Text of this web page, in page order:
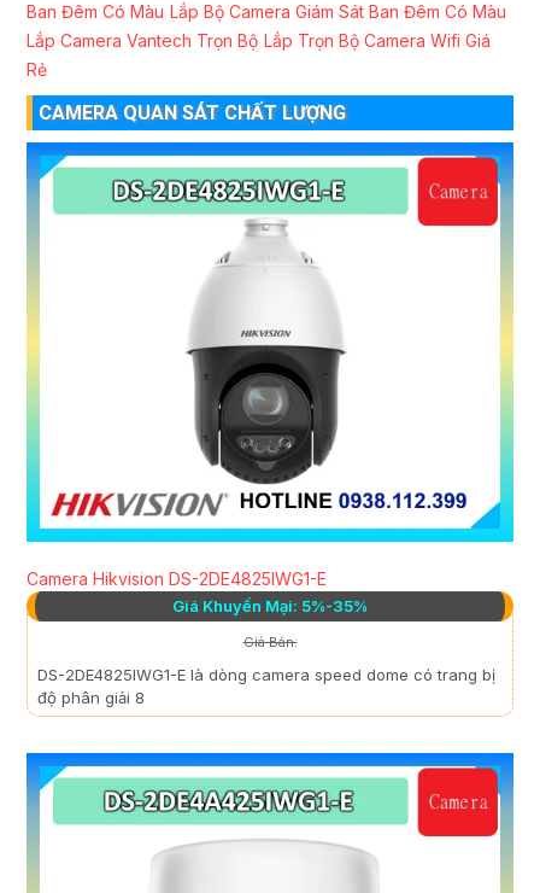
Ban Đêm Có Màu Lắp Bộ Camera Giám Sát Ban Đêm Có Màu
Lắp Camera Vantech Trọn Bộ Lắp Trọn Bộ Camera Wifi Giá
Rẻ
CAMERA QUAN SÁT CHẤT LƯỢNG
Camera Hikvision DS-2DE4825IWG1-E
Giá Khuyến Mại: 5%-35%
Giá Bán:
DS-2DE4825IWG1-E là dòng camera speed dome có trang bị
độ phân giải 8